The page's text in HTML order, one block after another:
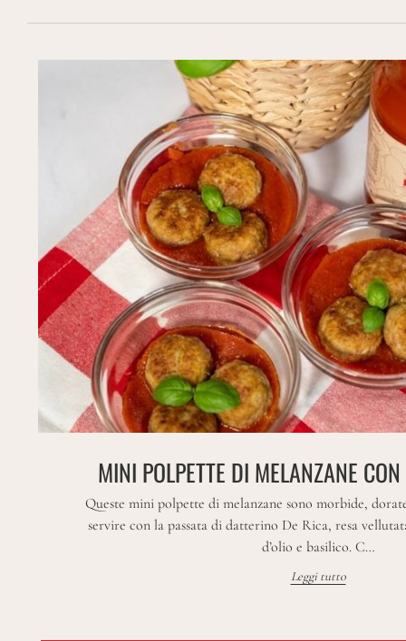
MINI POLPETTE DI MELANZANE
Queste mini polpette di melanzane sono morbide,
servire con la passata di datterino De Rica, resa
d’olio e basilico. C…
Leggi tutto